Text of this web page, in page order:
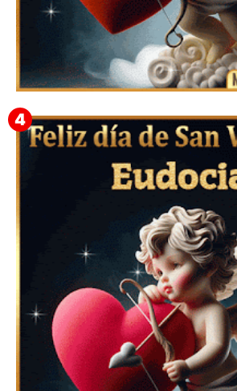
Feliz San Valentín Delsy